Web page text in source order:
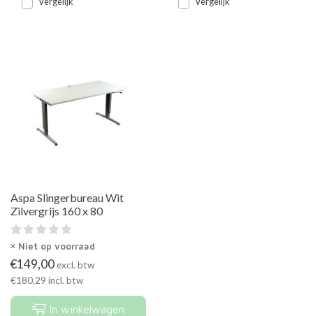
Aspa Slingerbureau Wit
Zilvergrijs 160 x 80
Niet op voorraad
€149,00excl. btw
€180,29 incl. btw
In winkelwagen